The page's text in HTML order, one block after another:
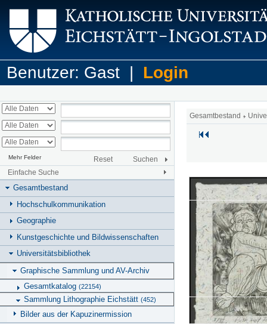
Benutzer: Gast | Login
Mehr Felder Reset
Suchen
Einfache Suche
Gesamtbestand
Hochschulkommunikation
Geographie
Kunstgeschichte und Bildwissenschaften
Universitätsbibliothek
Graphische Sammlung und AV-Archiv
Gesamtkatalog (22154)
Sammlung Lithographie Eichstätt (452)
Bilder aus der Kapuzinermission
Gesamtbestand